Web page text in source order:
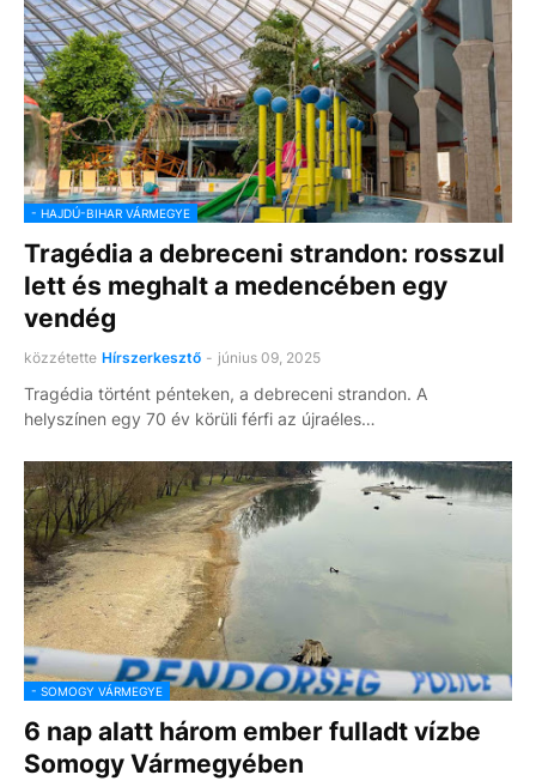
- HAJDÚ-BIHAR VÁRMEGYE
Tragédia a debreceni strandon: rosszul
lett és meghalt a medencében egy
vendég
közzétette Hírszerkesztő - június 09, 2025
Tragédia történt pénteken, a debreceni strandon. A
helyszínen egy 70 év körüli férfi az újraéles…
- SOMOGY VÁRMEGYE
6 nap alatt három ember fulladt vízbe
Somogy Vármegyében